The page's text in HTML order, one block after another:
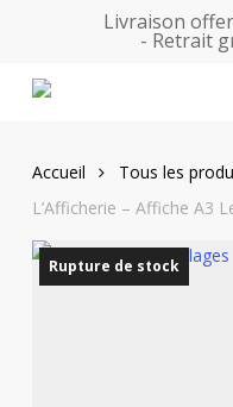
main
Livraison
- Retrait
Accueil Tous les
L’Afficherie – Affiche A3
Rupture de stock